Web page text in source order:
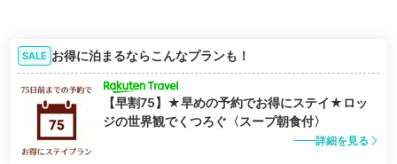
SALE お得に泊まるならこんなプランも！
【早割75】★早めの予約でお得にステイ★ロッ
ジの世界観でくつろぐ〈スープ朝食付〉
詳細を見る